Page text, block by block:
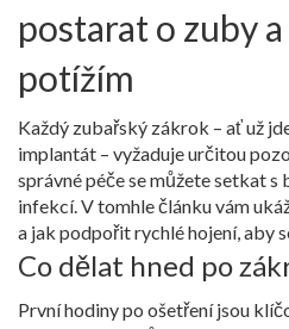
postarat o zuby
potížím
Každý zubařský zákrok – ať už
implantát – vyžaduje určitou
správné péče se můžete setkat
infekcí. V tomhle článku vám
a jak podpořit rychlé hojení, aby
Co dělat hned po
První hodiny po ošetření jsou